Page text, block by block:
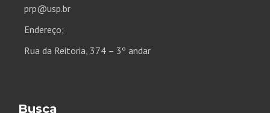
prp@usp.br
Endereço;
Rua da Reitoria, 374 – 3º andar
Busca